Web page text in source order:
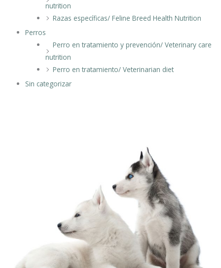
nutrition
Razas específicas/ Feline Breed Health Nutrition
Perros
Perro en tratamiento y prevención/ Veterinary care
nutrition
Perro en tratamiento/ Veterinarian diet
Sin categorizar